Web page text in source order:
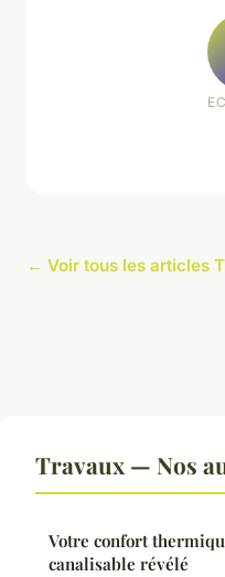
← Voir tous les articles
Travaux — Nos
Votre confort
canalisable révélé